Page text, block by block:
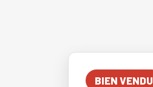
BIEN VENDU